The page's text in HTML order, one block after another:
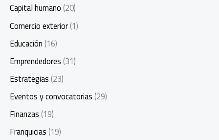
Capital humano(20)
Comercio exterior(1)
Educación(16)
Emprendedores(31)
Estrategias(23)
Eventos y convocatorias(29)
Finanzas(19)
Franquicias(19)